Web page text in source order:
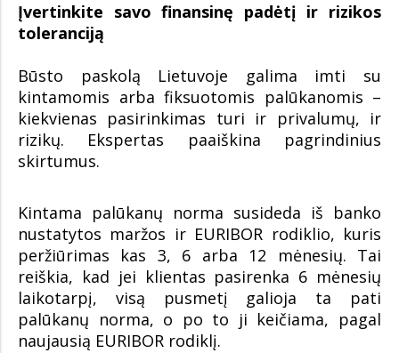
Įvertinkite savo finansinę padėtį ir rizikos
toleranciją
Būsto paskolą Lietuvoje galima imti su
kintamomis arba fiksuotomis palūkanomis –
kiekvienas pasirinkimas turi ir privalumų, ir
rizikų. Ekspertas paaiškina pagrindinius
skirtumus.
Kintama palūkanų norma susideda iš banko
nustatytos maržos ir EURIBOR rodiklio, kuris
peržiūrimas kas 3, 6 arba 12 mėnesių. Tai
reiškia, kad jei klientas pasirenka 6 mėnesių
laikotarpį, visą pusmetį galioja ta pati
palūkanų norma, o po to ji keičiama, pagal
naujausią EURIBOR rodiklį.